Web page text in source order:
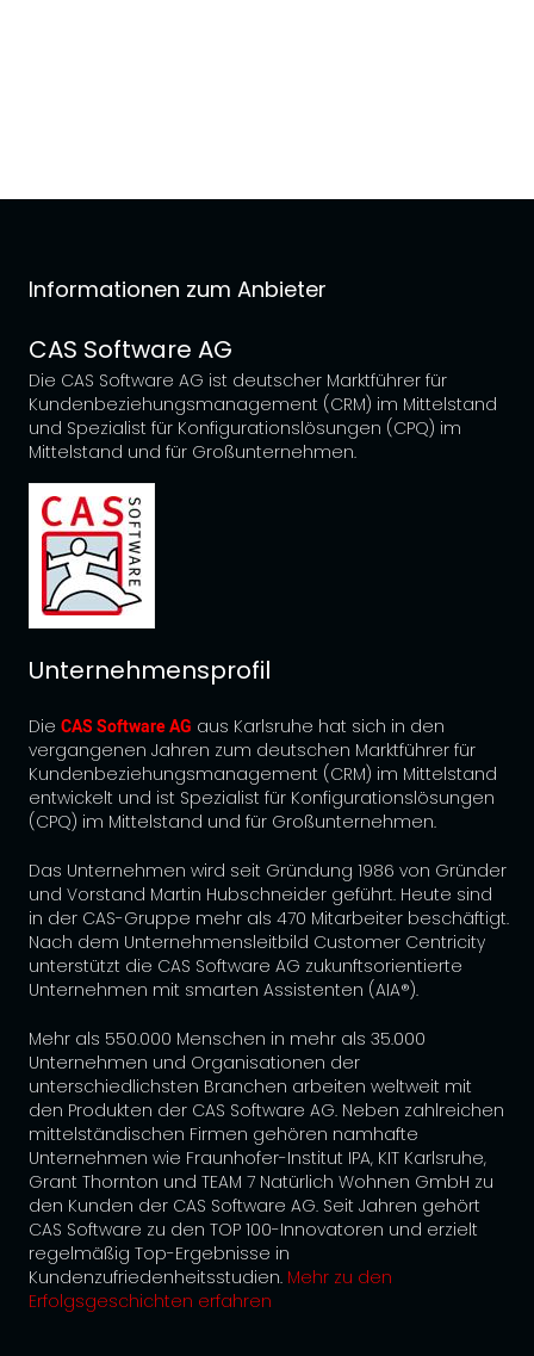
Informationen zum Anbieter
CAS Software AG
Die CAS Software AG ist deutscher Marktführer für
Kundenbeziehungsmanagement (CRM) im Mittelstand
und Spezialist für Konfigurationslösungen (CPQ) im
Mittelstand und für Großunternehmen.
Unternehmensprofil
DieCAS Software AG aus Karlsruhe hat sich in den
vergangenen Jahren zum deutschen Marktführer für
Kundenbeziehungsmanagement (CRM) im Mittelstand
entwickelt und ist Spezialist für Konfigurationslösungen
(CPQ) im Mittelstand und für Großunternehmen.
Das Unternehmen wird seit Gründung 1986 von Gründer
und Vorstand Martin Hubschneider geführt. Heute sind
in der CAS-Gruppe mehr als 470 Mitarbeiter beschäftigt.
Nach dem Unternehmensleitbild Customer Centricity
unterstützt die CAS Software AG zukunftsorientierte
Unternehmen mit smarten Assistenten (AIA®).
Mehr als 550.000 Menschen in mehr als 35.000
Unternehmen und Organisationen der
unterschiedlichsten Branchen arbeiten weltweit mit
den Produkten der CAS Software AG. Neben zahlreichen
mittelständischen Firmen gehören namhafte
Unternehmen wie Fraunhofer-Institut IPA, KIT Karlsruhe,
Grant Thornton und TEAM 7 Natürlich Wohnen GmbH zu
den Kunden der CAS Software AG. Seit Jahren gehört
CAS Software zu den TOP 100-Innovatoren und erzielt
regelmäßig Top-Ergebnisse in
Kundenzufriedenheitsstudien. Mehr zu den
Erfolgsgeschichten erfahren